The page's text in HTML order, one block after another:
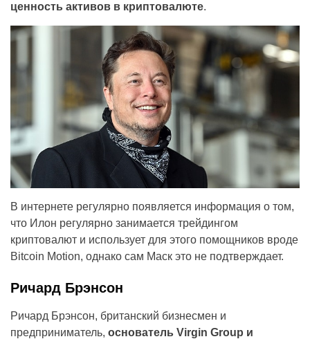
ценность активов в криптовалюте.
В интернете регулярно появляется информация о том,
что Илон регулярно занимается трейдингом
криптовалют и использует для этого помощников вроде
Bitcoin Motion, однако сам Маск это не подтверждает.
Ричард Брэнсон
Ричард Брэнсон, британский бизнесмен и
предприниматель, основатель Virgin Group и